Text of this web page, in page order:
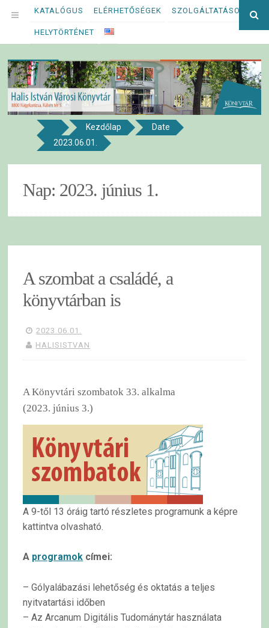
Megszakítás
OPEN
MENU
KATALÓGUS ELÉRHETŐSÉGEK SZOLGÁLTATÁSOK
HELYTÖRTÉNET
Halis István Városi Könyvtár
8800 NAGYKANIZSA, KÁLVIN TÉR 5.
Kezdőlap
Date
2023.06.01.
Nap: 2023. június 1.
A szombat a családé, a
könyvtárban is
2023.06.01.
HALISISTVAN
A Könyvtári szombatok 33. alkalma
(2023. június 3.)
A 9-től 13 óráig tartó részletes programunk a képre
kattintva olvasható.
A programok címei:
– Gólyalábazási lehetőség és oktatás a teljes
nyitvatartási időben
– Az Arcanum Digitális Tudománytár használata